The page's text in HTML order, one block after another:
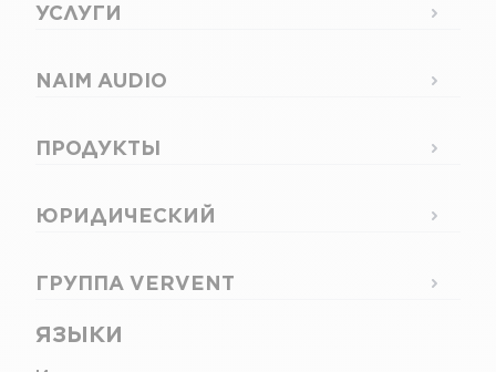
ЯЗЫКИ
УСЛУГИ
NAIM AUDIO
ПРОДУКТЫ
ЮРИДИЧЕСКИЙ
ГРУППА VERVENT